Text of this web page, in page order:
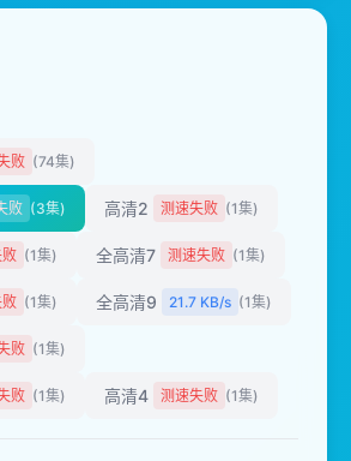
败 (74集)
败 (3集) 高清2 测速失败 (1集)
(1集) 全高清7 测速失败 (1集)
(1集) 全高清9 21.7 KB/s (1集)
败 (1集)
败 (1集) 高清4 测速失败 (1集)